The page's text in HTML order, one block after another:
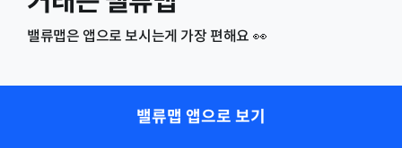
밸류맵은 앱으로 보시는게 가장 편해요 👀
밸류맵 앱으로 보기